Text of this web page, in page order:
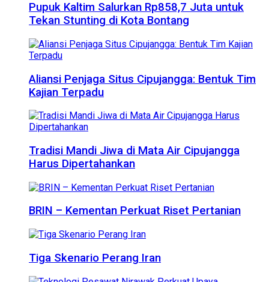
Pupuk Kaltim Salurkan Rp858,7 Juta untuk
Tekan Stunting di Kota Bontang
Aliansi Penjaga Situs Cipujangga: Bentuk Tim
Kajian Terpadu
Tradisi Mandi Jiwa di Mata Air Cipujangga
Harus Dipertahankan
BRIN – Kementan Perkuat Riset Pertanian
Tiga Skenario Perang Iran